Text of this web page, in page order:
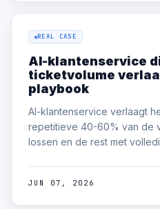
REAL CASE
AI-klantenservice
ticketvolume
playbook
AI-klantenservice verlaagt
repetitieve 40-60% van de
lossen en de rest met
antwoorden en een schone
— geen generieke chatbot.
JUN 07, 2026